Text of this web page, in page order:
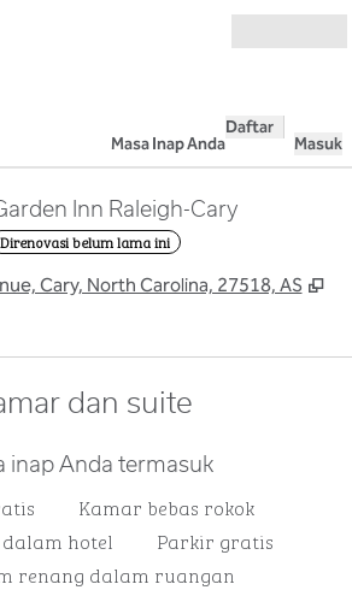
Masa Inap Anda
Daftar
Masuk
Inn Raleigh-Cary
Direnovasi belum lama ini
Cary, North Carolina, 27518, AS ,
dan suite
inap Anda termasuk
Kamar bebas rokok
hotel
Parkir gratis
renang dalam ruangan